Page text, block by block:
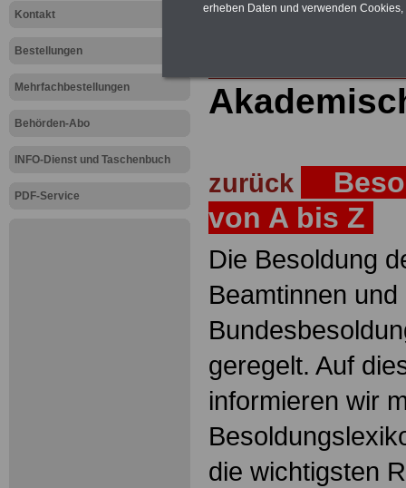
Kontakt
Bestellungen
Mehrfachbestellungen
Behörden-Abo
INFO-Dienst und Taschenbuch
PDF-Service zurück
von A bis Z
Die Besoldung
Beamtinnen
geregelt. Auf
informieren wir
die wichtigsten
erheben Daten und verwenden